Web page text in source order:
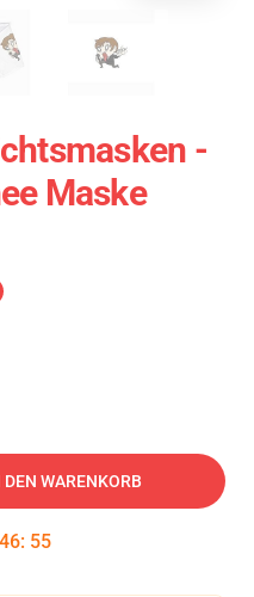
-
Maske
DEN WARENKORB
46: 54